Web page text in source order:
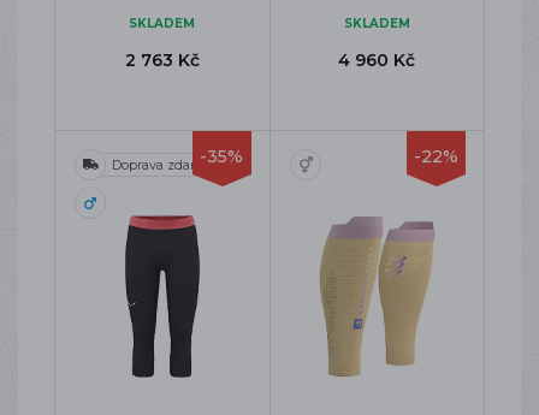
SKLADEM
2 763 Kč
SKLADEM
4 960 Kč
-35%
Doprava zdarma -22%